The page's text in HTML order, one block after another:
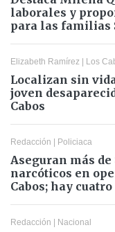
laborales y
para las familias
Elizabeth Ramírez | Los
Localizan sin
joven
Cabos
Redacción | Policiaca
Aseguran más
narcóticos en
Cabos; hay
Redacción | Nacional